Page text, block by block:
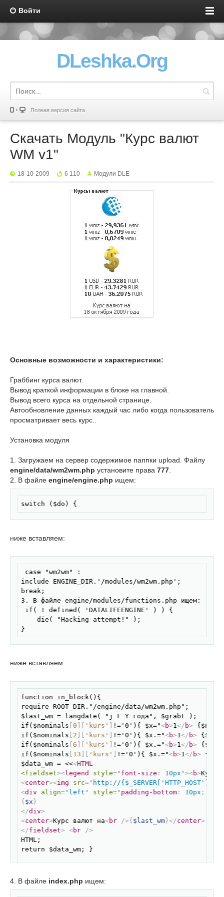
Войти
DLeshka.Org
Полная версия сайта
Скачать Модуль "Курс валют
WM v1"
18-10-2009 6 110 Mодули DLE
Основные возможности и характеристики:
Граббинг курса валют.
Вывод краткой информации в блоке на главной.
Вывод всего курса на отдельной странице.
Автообновление данных каждый час либо когда пользователь
просматривает весь курс..
Установка модуля
1. Загружаем на сервер содержимое паппки upload. Файлу
engine/data/wm2wm.php установите права 777
2. В файле engine/engine.php ищем:
switch ($do) {
ниже вставляем:
case "wm2wm" :
include ENGINE_DIR.'/modules/wm2wm.php';
break;
3. В файле engine/modules/functions.php ищем:
if( ! defined( 'DATALIFEENGINE' ) ) {
    die( "Hacking attempt!" );
}
ниже вставляем:
function in_block(){
require ROOT_DIR."/engine/data/wm2wm.php";
$last_wm = langdate( "j F Y года", $grabt );
if($nominals [0 ] [ 'kurs' ] !='0'){ $x="<b>1 </ b>
if($nominals [ 2 ] [ 'kurs' ] !='0'){ $x.="<b>1 </ b>
if($nominals [6 ] [ 'kurs' ] !='0'){ $x.="<b>1 </ b>
if($nominals [ 13 ] [ 'kurs' ] !='0'){ $x.="<b>1 </ b>
$data_wm = <<<HTML
<fieldset><legend style=" font-size : 10px "><b>Курс
<center><img src=" http://
<div align=" left " style=" padding-bottom: 10px ;
{$x}
</div>
<center>Курс валют на<br />{$last_wm}</center>
</fieldset> <br
/>
HTML;
return $data_wm; }
$need_file = 'wm2wm.txt';
$url = "http://cmska.org.ua/grabbers/".$need_file;
Скопировать
4. В файле index.php ищем: